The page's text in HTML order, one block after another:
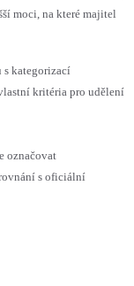
moci, na které majitel
kategorizací
kritéria pro udělení
označovat
s oficiální